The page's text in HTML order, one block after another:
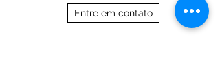
Entre em contato